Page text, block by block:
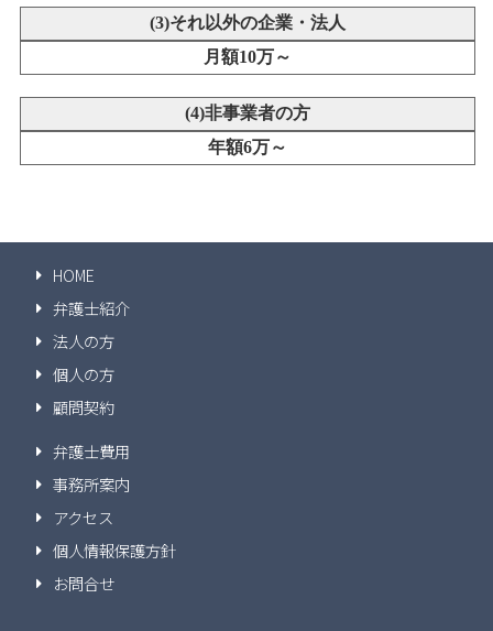
(3)それ以外の企業・法人
月額10万～
(4)非事業者の方
年額6万～
HOME
弁護士紹介
法人の方
個人の方
顧問契約
弁護士費用
事務所案内
アクセス
個人情報保護方針
お問合せ